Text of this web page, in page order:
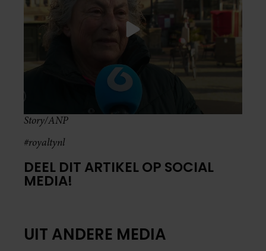
Story/ANP
#royaltynl
DEEL DIT ARTIKEL OP SOCIAL
MEDIA!
UIT ANDERE MEDIA